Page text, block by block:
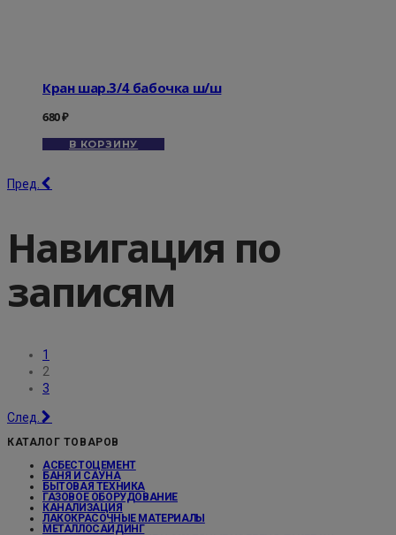
Кран шар.3/4 бабочка ш/ш
680₽
В КОРЗИНУ
Пред.
Навигация по
записям
1
2
3
След.
КАТАЛОГ ТОВАРОВ
АСБЕСТОЦЕМЕНТ
БАНЯ И САУНА
БЫТОВАЯ ТЕХНИКА
ГАЗОВОЕ ОБОРУДОВАНИЕ
КАНАЛИЗАЦИЯ
ЛАКОКРАСОЧНЫЕ МАТЕРИАЛЫ
МЕТАЛЛОСАЙДИНГ